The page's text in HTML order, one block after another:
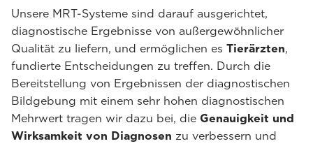
Unsere MRT-Systeme sind darauf ausgerichtet,
diagnostische Ergebnisse von außergewöhnlicher
Qualität zu liefern, und ermöglichen es Tierärzten,
fundierte Entscheidungen zu treffen. Durch die
Bereitstellung von Ergebnissen der diagnostischen
Bildgebung mit einem sehr hohen diagnostischen
Mehrwert tragen wir dazu bei, die Genauigkeit und
Wirksamkeit von Diagnosen zu verbessern und